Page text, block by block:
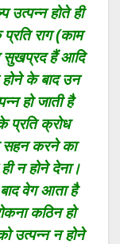
होते ही
राग (काम
सुखप्रद हैं आदि
के बाद उन
हो जाती है
प्रति क्रोध
सहन करने का
न होने देना।
वेग आता है
कठिन हो
उत्पन्न न होने